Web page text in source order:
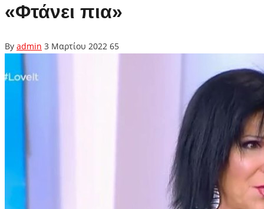
«Φτάνει πια»
By admin 3 Μαρτίου 2022 65